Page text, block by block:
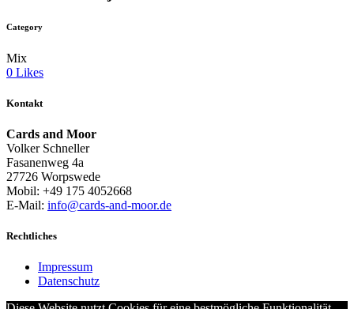
Category
Mix
0 Likes
Kontakt
Cards and Moor
Volker Schneller
Fasanenweg 4a
27726 Worpswede
Mobil: +49 175 4052668
E-Mail: info@cards-and-moor.de
Rechtliches
Impressum
Datenschutz